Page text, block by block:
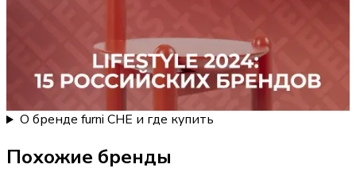
О бренде furni CHE и где купить
Похожие бренды